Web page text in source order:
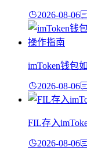
2026-08-06
imToken钱包
2026-08-06
FIL存入
2026-08-06